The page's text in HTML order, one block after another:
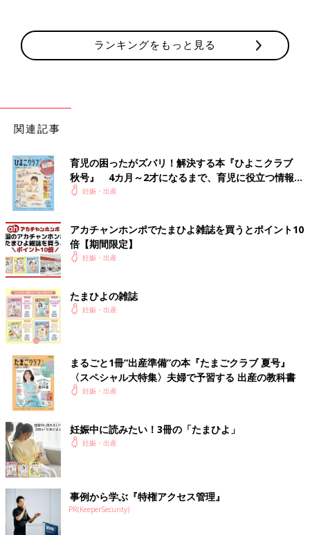
ランキングをもっと見る
関連記事
育児の困ったがズバリ！解決する本『ひよこクラブ
秋号』 4カ月～2才になるまで、育児に役立つ情報が
いっぱい！
妊娠・出産
アカチャンホンポでたまひよ雑誌を買うとポイント10
倍【期間限定】
妊娠・出産
たまひよの雑誌
妊娠・出産
まるごと1冊“出産準備”の本『たまごクラブ 夏号』
〈スペシャル大特集〉夫婦で予習する 出産の教科書
妊娠・出産
妊娠中に読みたい！3冊の「たまひよ」
妊娠・出産
事例から学ぶ『特権アクセス管理』
PR(KeeperSecurity)